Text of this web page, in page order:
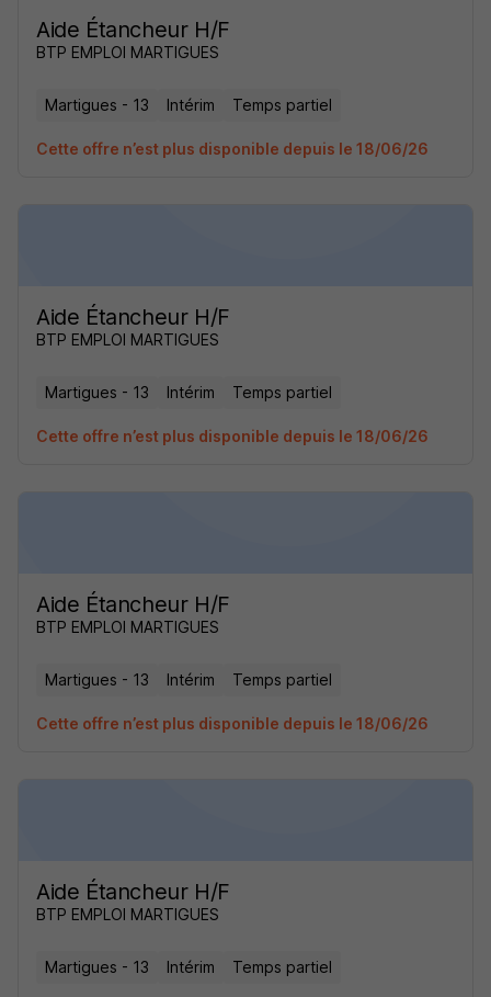
Aide Étancheur H/F
BTP EMPLOI MARTIGUES
Martigues - 13 Intérim Temps partiel
Cette offre n’est plus disponible depuis le 18/06/26
Aide Étancheur H/F
BTP EMPLOI MARTIGUES
Martigues - 13 Intérim Temps partiel
Cette offre n’est plus disponible depuis le 18/06/26
Aide Étancheur H/F
BTP EMPLOI MARTIGUES
Martigues - 13 Intérim Temps partiel
Cette offre n’est plus disponible depuis le 18/06/26
Aide Étancheur H/F
BTP EMPLOI MARTIGUES
Martigues - 13 Intérim Temps partiel